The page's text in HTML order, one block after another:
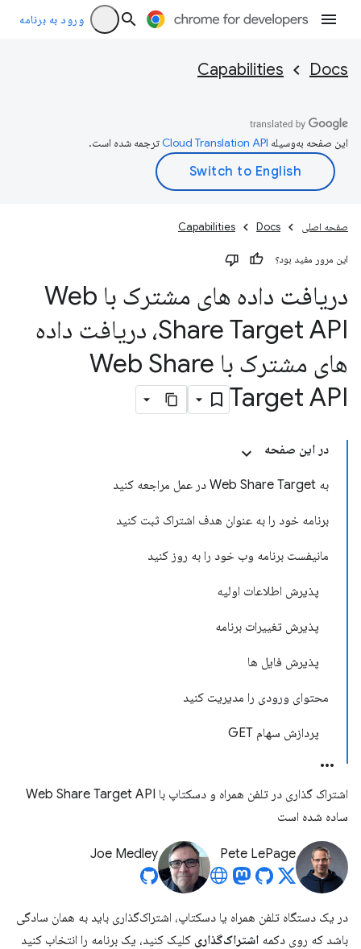
ورود به برنامه
Docs
Capabilities
این صفحه به‌وسیله ترجمه شده است.
صفحه اصلی Docs
Capabilities
این مرور مفید بود؟
دریافت داده های مشترک با Web
Share Target API، دریافت داده
های مشترک با Web Share
Target API
در این صفحه
به Web Share Target در عمل مراجعه کنید
برنامه خود را به عنوان هدف اشتراک ثبت کنید
مانیفست برنامه وب خود را به روز کنید
پذیرش اطلاعات اولیه
پذیرش تغییرات برنامه
پذیرش فایل ها
محتوای ورودی را مدیریت کنید
پردازش سهام GET
اشتراک گذاری در تلفن همراه و دسکتاپ با Web Share Target API
ساده شده است
Pete LePage
Joe Medley
در یک دستگاه تلفن همراه یا دسکتاپ، اشتراک‌گذاری باید به همان سادگی
باشد که روی دکمه اشتراک‌گذاری کلیک کنید، یک برنامه را انتخاب کنید